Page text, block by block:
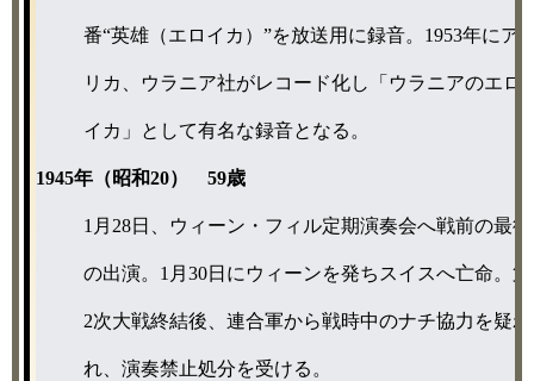
番“英雄（エロイカ）”を放送用に録音。1953年にア
リカ、ウラニア社がレコード化し「ウラニアのエロ
イカ」として有名な録音となる。
1945年（昭和20） 59歳
1月28日、ウィーン・フィル定期演奏会へ戦前の最後
の出演。1月30日にウィーンを発ちスイスへ亡命。第
2次大戦終結後、連合軍から戦時中のナチ協力を疑わ
れ、演奏禁止処分を受ける。